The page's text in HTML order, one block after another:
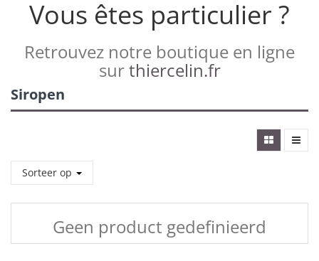
Vous êtes particulier ?
Retrouvez notre boutique en ligne
surthiercelin.fr
Siropen
Sorteer op
Geen product gedefinieerd